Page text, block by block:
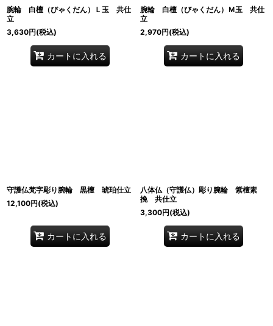
腕輪 白檀（びゃくだん）Ｌ玉 共仕
立
3,630円(税込)
カートに入れる
腕輪 白檀（びゃくだん）Ｍ玉 共仕
立
2,970円(税込)
カートに入れる
守護仏梵字彫り腕輪 黒檀 琥珀仕立
12,100円(税込)
カートに入れる
八体仏（守護仏）彫り腕輪 紫檀素
挽 共仕立
3,300円(税込)
カートに入れる